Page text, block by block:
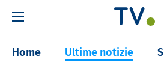
Home Ultime notizie